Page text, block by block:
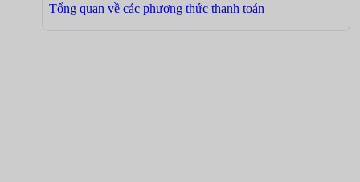
Tổng quan về các phương thức thanh toán